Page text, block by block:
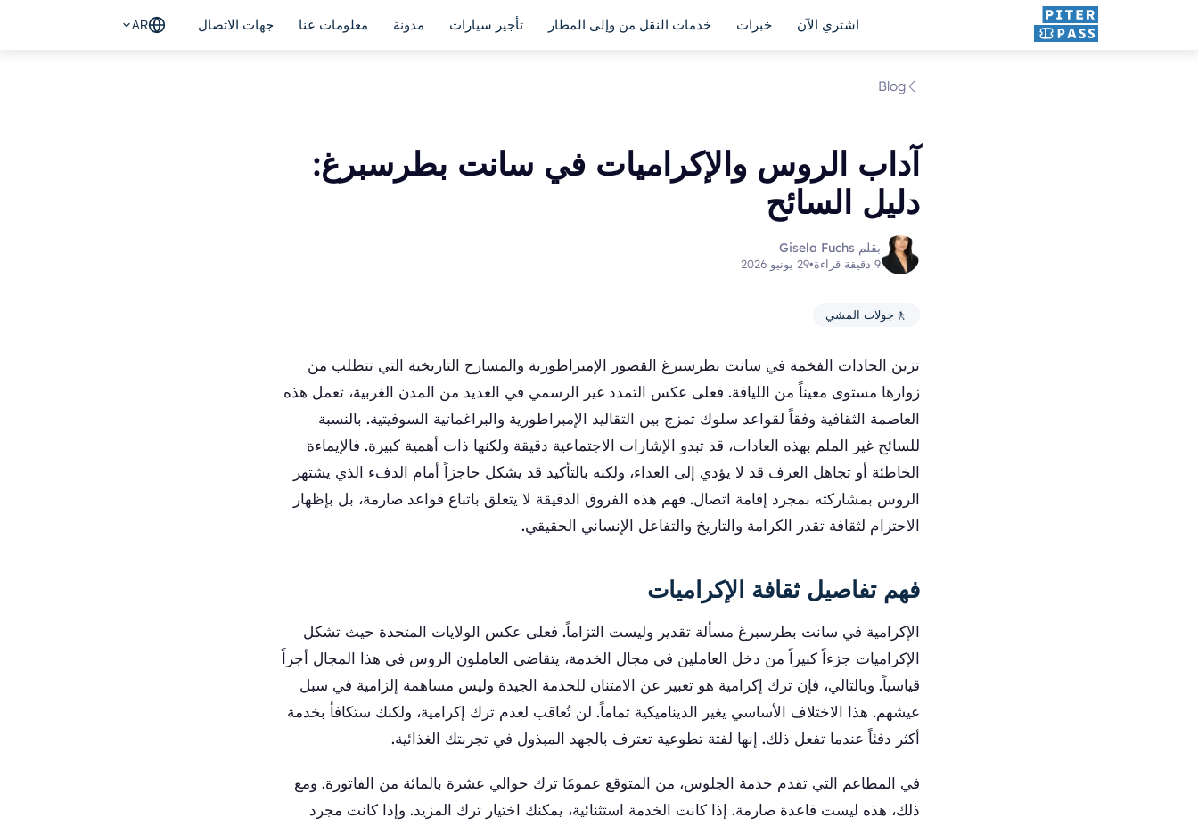
اشتري الآن خبرات خدمات النقل من وإلى المطار تأجير سيارات مدونة معلومات عنا جهات الاتصال AR
Blog
آداب الروس والإكراميات في سانت بطرسبرغ:
دليل السائح
بقلم Gisela Fuchs
9 دقيقة قراءة •29 يونيو 2026
🚶 جولات المشي
تزين الجادات الفخمة في سانت بطرسبرغ القصور الإمبراطورية والمسارح التاريخية التي تتطلب من
زوارها مستوى معيناً من اللياقة. فعلى عكس التمدد غير الرسمي في العديد من المدن الغربية، تعمل هذه
العاصمة الثقافية وفقاً لقواعد سلوك تمزج بين التقاليد الإمبراطورية والبراغماتية السوفيتية. بالنسبة
للسائح غير الملم بهذه العادات، قد تبدو الإشارات الاجتماعية دقيقة ولكنها ذات أهمية كبيرة. فالإيماءة
الخاطئة أو تجاهل العرف قد لا يؤدي إلى العداء، ولكنه بالتأكيد قد يشكل حاجزاً أمام الدفء الذي يشتهر
الروس بمشاركته بمجرد إقامة اتصال. فهم هذه الفروق الدقيقة لا يتعلق باتباع قواعد صارمة، بل بإظهار
الاحترام لثقافة تقدر الكرامة والتاريخ والتفاعل الإنساني الحقيقي.
فهم تفاصيل ثقافة الإكراميات
الإكرامية في سانت بطرسبرغ مسألة تقدير وليست التزاماً. فعلى عكس الولايات المتحدة حيث تشكل
الإكراميات جزءاً كبيراً من دخل العاملين في مجال الخدمة، يتقاضى العاملون الروس في هذا المجال أجراً
قياسياً. وبالتالي، فإن ترك إكرامية هو تعبير عن الامتنان للخدمة الجيدة وليس مساهمة إلزامية في سبل
عيشهم. هذا الاختلاف الأساسي يغير الديناميكية تماماً. لن تُعاقب لعدم ترك إكرامية، ولكنك ستكافأ بخدمة
أكثر دفئاً عندما تفعل ذلك. إنها لفتة تطوعية تعترف بالجهد المبذول في تجربتك الغذائية.
في المطاعم التي تقدم خدمة الجلوس، من المتوقع عمومًا ترك حوالي عشرة بالمائة من الفاتورة. ومع
ذلك، هذه ليست قاعدة صارمة. إذا كانت الخدمة استثنائية، يمكنك اختيار ترك المزيد. وإذا كانت مجرد